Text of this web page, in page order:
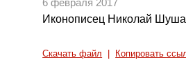
6 февраля 2017
Иконописец Николай
Скачать файл Копировать